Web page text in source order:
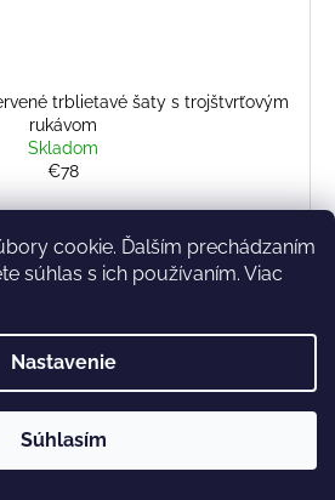
cookie. Ďalším prechádzaním
súhlas s ich používaním. Viac
Nastavenie
Súhlasím
trblietavé šaty s trojštvrťovým
rukávom
Skladom
€78